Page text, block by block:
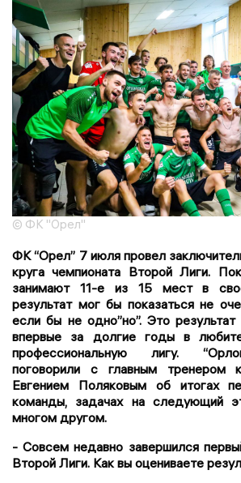
© ФК "Орел"
ФК “Орел” 7 июля провел
круга чемпионата Второй Лиги.
занимают 11-е из 15 мест в
результат мог бы показаться не
если бы не одно”но”. Это
впервые за долгие годы в
профессиональную лигу.
поговорили с главным тренером
Евгением Поляковым об итогах
команды, задачах на следующий
многом другом.
- Совсем недавно завершился
Второй Лиги. Как вы оцениваете